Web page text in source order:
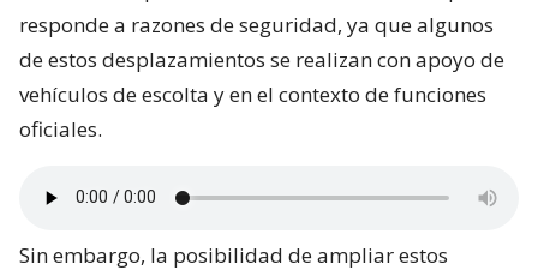
responde a razones de seguridad, ya que algunos
de estos desplazamientos se realizan con apoyo de
vehículos de escolta y en el contexto de funciones
oficiales.
Sin embargo, la posibilidad de ampliar estos